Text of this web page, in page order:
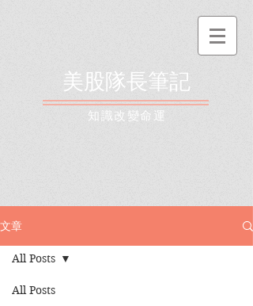
美股隊長筆記
​知識改變命運
文章
All Posts
All Posts